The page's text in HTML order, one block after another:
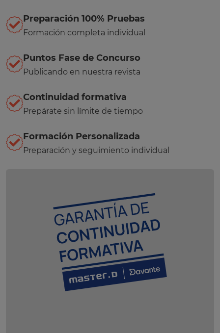
Preparación 100% Pruebas
Formación completa individual
Puntos Fase de Concurso
Publicando en nuestra revista
Continuidad formativa
Prepárate sin límite de tiempo
Formación Personalizada
Preparación y seguimiento individual